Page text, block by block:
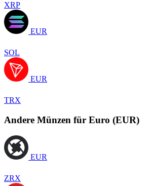
XRP
EUR
SOL
EUR
TRX
Andere Münzen für Euro (EUR)
EUR
ZRX